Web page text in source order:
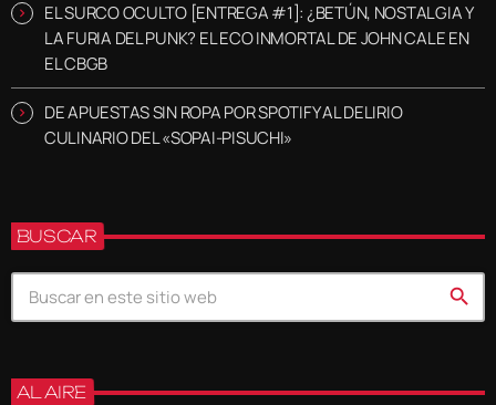
EL SURCO OCULTO [ENTREGA #1]: ¿BETÚN, NOSTALGIA Y
LA FURIA DEL PUNK? EL ECO INMORTAL DE JOHN CALE EN
EL CBGB
DE APUESTAS SIN ROPA POR SPOTIFY AL DELIRIO
CULINARIO DEL «SOPAI-PISUCHI»
BUSCAR
search
AL AIRE